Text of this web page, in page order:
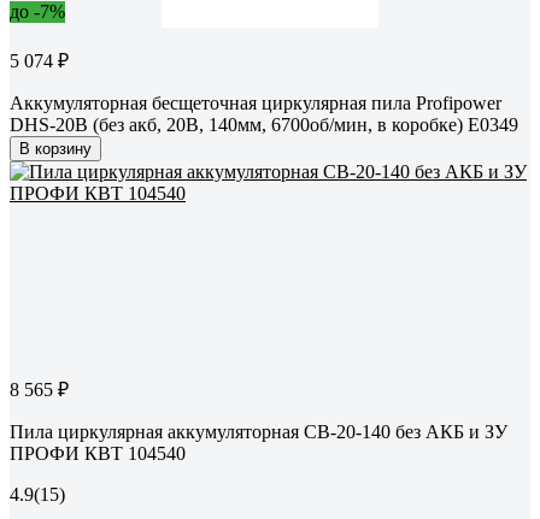
до -7%
5 074 ₽
Аккумуляторная бесщеточная циркулярная пила Profipower
DHS-20B (без акб, 20В, 140мм, 6700об/мин, в коробке) E0349
В корзину
8 565 ₽
Пила циркулярная аккумуляторная CB-20-140 без АКБ и ЗУ
ПРОФИ КВТ 104540
4.9(15)